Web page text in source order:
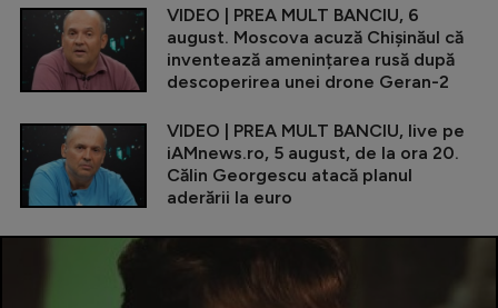
VIDEO | PREA MULT BANCIU, 6
august. Moscova acuză Chișinăul că
inventează amenințarea rusă după
descoperirea unei drone Geran-2
VIDEO | PREA MULT BANCIU, live pe
iAMnews.ro, 5 august, de la ora 20.
Călin Georgescu atacă planul
aderării la euro